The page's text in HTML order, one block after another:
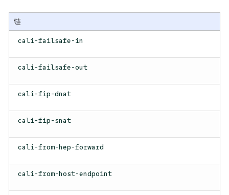
链
cali-failsafe-in
cali-failsafe-out
cali-fip-dnat
cali-fip-snat
cali-from-hep-forward
cali-from-host-endpoint